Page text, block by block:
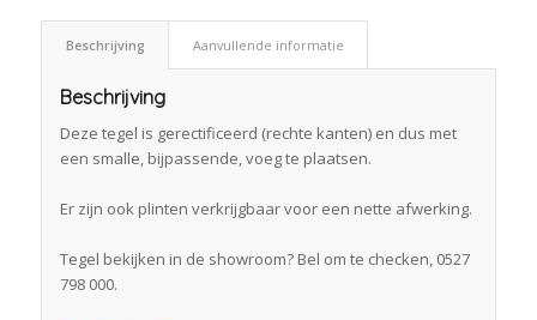
Beschrijving Aanvullende informatie
Beschrijving
Deze tegel is gerectificeerd (rechte kanten) en dus met
een smalle, bijpassende, voeg te plaatsen.
Er zijn ook plinten verkrijgbaar voor een nette afwerking.
Tegel bekijken in de showroom? Bel om te checken, 0527
798 000.